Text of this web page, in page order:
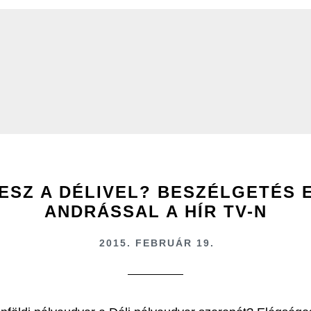
A DÉLIVEL? BESZÉLGETÉS
ANDRÁSSAL A HÍR TV-N
2015. FEBRUÁR 19.